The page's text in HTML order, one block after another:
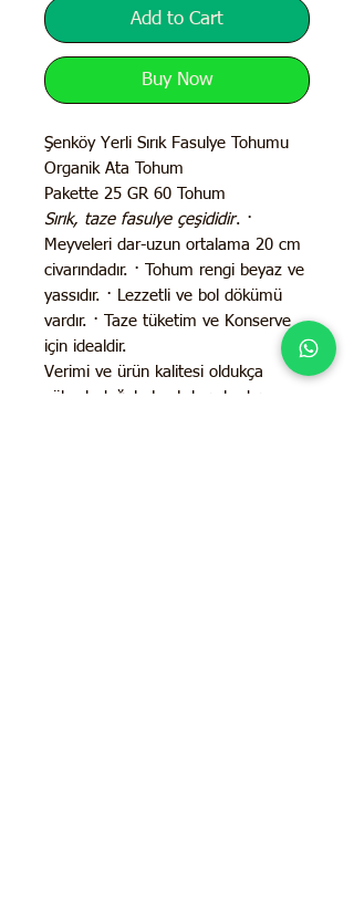
Add to Cart
Buy Now
Şenköy Yerli Sırık Fasulye Tohumu
Organik Ata Tohum
Pakette 25 GR 60 Tohum
Sırık, taze fasulye çeşididir. ·
Meyveleri dar-uzun ortalama 20 cm
civarındadır. · Tohum rengi beyaz ve
yassıdır. · Lezzetli ve bol dökümü
vardır. · Taze tüketim ve Konserve
için idealdir.
Verimi ve ürün kalitesi oldukça
yüksek doğal ata tohumlardan